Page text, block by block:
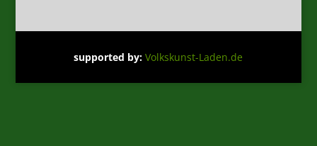
supported by: Volkskunst-Laden.de